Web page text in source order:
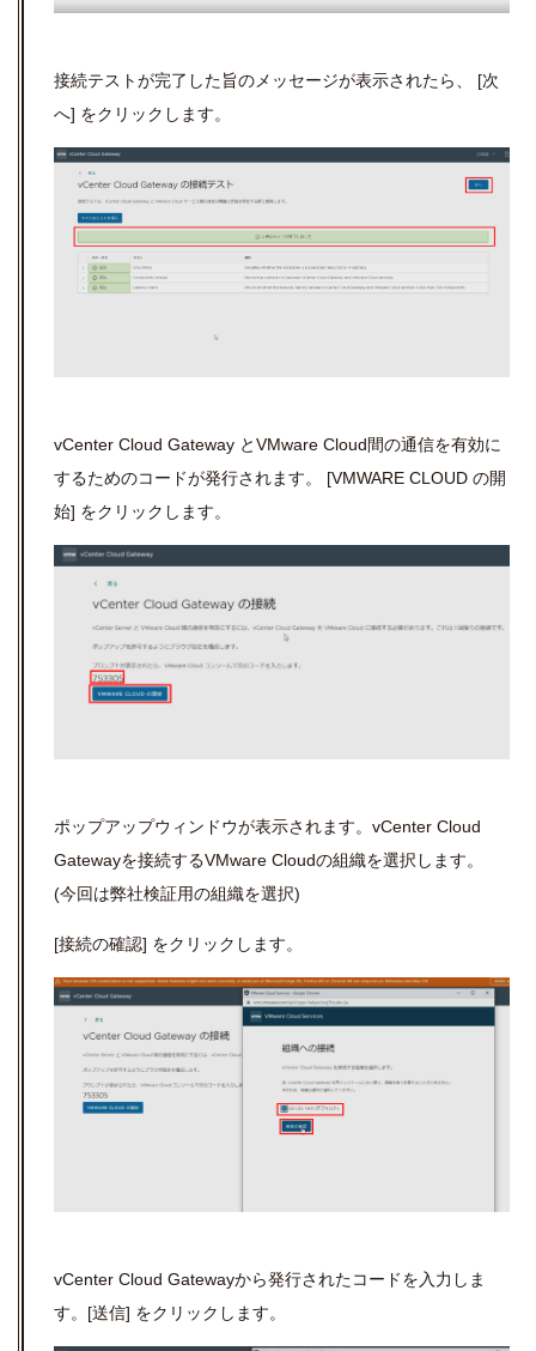
接続テストが完了した旨のメッセージが表示されたら、 [次
へ] をクリックします。
vCenter Cloud Gateway とVMware Cloud間の通信を有効に
するためのコードが発行されます。 [VMWARE CLOUD の開
始] をクリックします。
ポップアップウィンドウが表示されます。 vCenter Cloud
Gatewayを接続するVMware Cloudの組織を選択します。
(今回は弊社検証用の組織を選択)
[接続の確認] をクリックします。
vCenter Cloud Gatewayから発行されたコードを入力しま
す。 [送信] をクリックします。